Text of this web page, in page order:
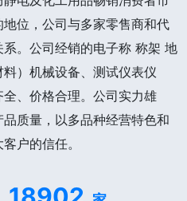
位，公司与多家零售商和代
。公司经销的电子称 称架 地
）机械设备、测试仪表仪
、价格合理。公司实力雄
质量，以多品种经营特色和
户的信任。